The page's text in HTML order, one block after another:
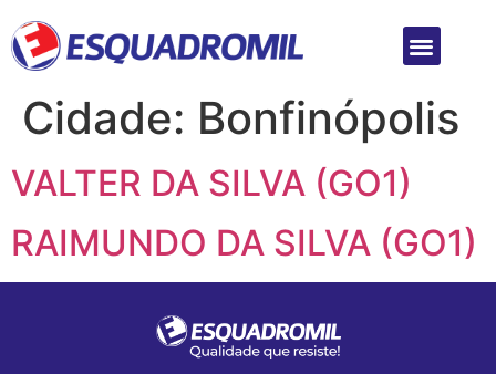
Cidade: Bonfinópolis
VALTER DA SILVA (GO1)
RAIMUNDO DA SILVA (GO1)